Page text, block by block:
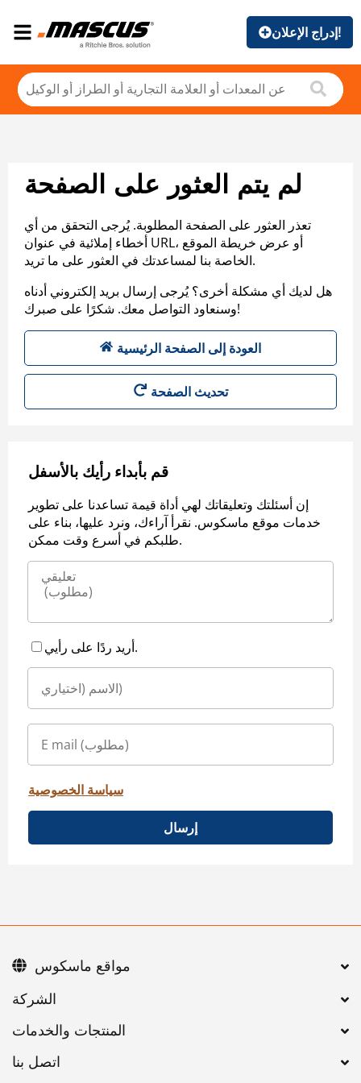
إدراج الإعلان!
لم يتم العثور على الصفحة
تعذر العثور على الصفحة المطلوبة. يُرجى التحقق من أي
أخطاء إملائية في عنوان URL، أو عرض خريطة الموقع
الخاصة بنا لمساعدتك في العثور على ما تريد.
هل لديك أي مشكلة أخرى؟ يُرجى إرسال بريد إلكتروني أدناه
وسنعاود التواصل معك. شكرًا على صبرك!
العودة إلى الصفحة الرئيسية
تحديث الصفحة
قم بأبداء رأيك بالأسفل
إن أسئلتك وتعليقاتك لهي أداة قيمة تساعدنا على تطوير
خدمات موقع ماسكوس. نقرأ آراءك، ونرد عليها، بناء على
طلبكم في أسرع وقت ممكن.
أريد ردًا على رأيي.
سياسة الخصوصية
إرسال
اتصل بنا
مواقع ماسكوس